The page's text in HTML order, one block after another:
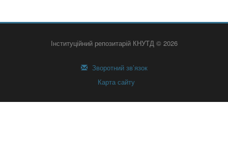
Інституційний репозитарій КНУТД © 2026
Зворотний зв’язок
Карта сайту